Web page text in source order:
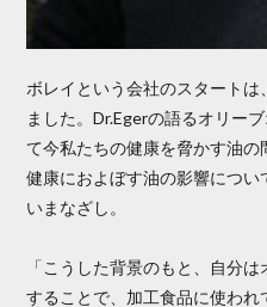
ボレイという会社のスタートは
ました。Dr.Egerの語るオリー
て今私たちの健康を脅かす油
健康におよぼす油の影響につい
いまなざし。
「こうした背景のもと、自分
することで、加工食品に使わ